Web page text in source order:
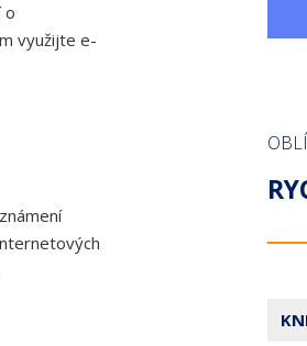
o
využijte e-